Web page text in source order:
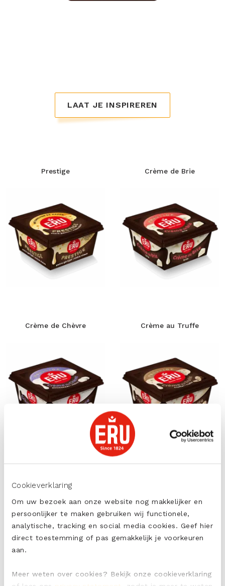
Cookieverklaring
Om uw bezoek aan onze website nog makkelijker en
persoonlijker te maken gebruiken wij functionele,
analytische, tracking en social media cookies. Geef hier
direct toestemming of pas gemakkelijk je voorkeuren
aan.
Meer weten over cookies? Bekijk onze cookieverklaring
LAAT JE INSPIREREN
Prestige Crème de Brie
Crème de Chèvre Crème au Truffe